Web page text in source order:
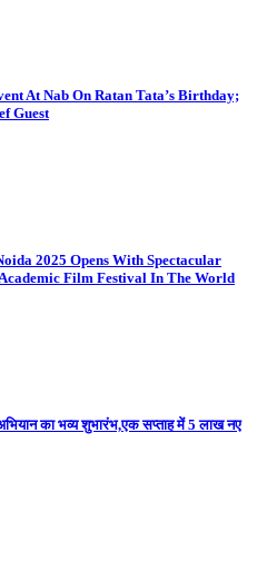
At Nab On Ratan Tata’s Birthday;
Guest
2025 Opens With Spectacular
Film Festival In The World
का भव्य शुभारंभ,एक सप्ताह में 5 लाख नए